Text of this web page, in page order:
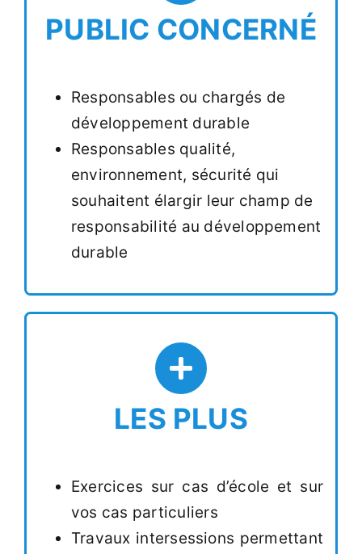
PUBLIC CONCERNÉ
Responsables ou chargés de
développement durable
Responsables qualité,
environnement, sécurité qui
souhaitent élargir leur champ de
responsabilité au développement
durable
LES PLUS
Exercices sur cas d’école et sur
vos cas particuliers
Travaux intersessions permettant